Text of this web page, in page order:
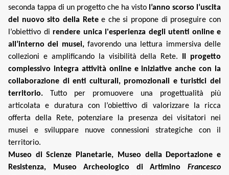
seconda tappa di un progetto che ha visto l’anno scorso l’uscita
del nuovo sito della Retee che si propone di proseguire con
l’obiettivo di rendere unica l'esperienza degli utenti online e
all’interno dei musei,favorendo una lettura immersiva delle
collezioni e amplificando la visibilità della Rete.
Il progetto
complessivo integra attività online e iniziative anche con la
collaborazione di enti culturali, promozionali e turistici del
territorio. Tutto per promuovere una progettualità più
articolata e duratura con l’obiettivo di valorizzare la ricca
offerta della Rete, potenziare la presenza dei visitatori nei
musei e sviluppare nuove connessioni strategiche con il
territorio.
Museo di Scienze Planetarie, Museo della Deportazione e
Resistenza, Museo Archeologico di Artimino Francesco